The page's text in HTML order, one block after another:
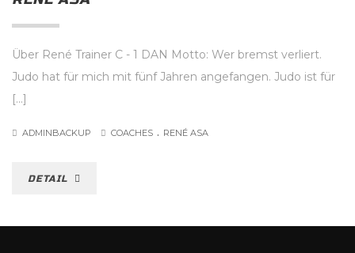
Über René Trainer C - 1 DAN Motto: Wer bremst verliert.
Judo hat für mich mit fünf Jahren angefangen. Judo ist für
[...]
ADMINBACKUP COACHES . RENÉ ASA
DETAIL